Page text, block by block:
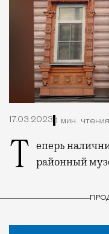
17.03.2023 1 мин. чтения
Теперь наличник отреставрируют и отдадут в районный